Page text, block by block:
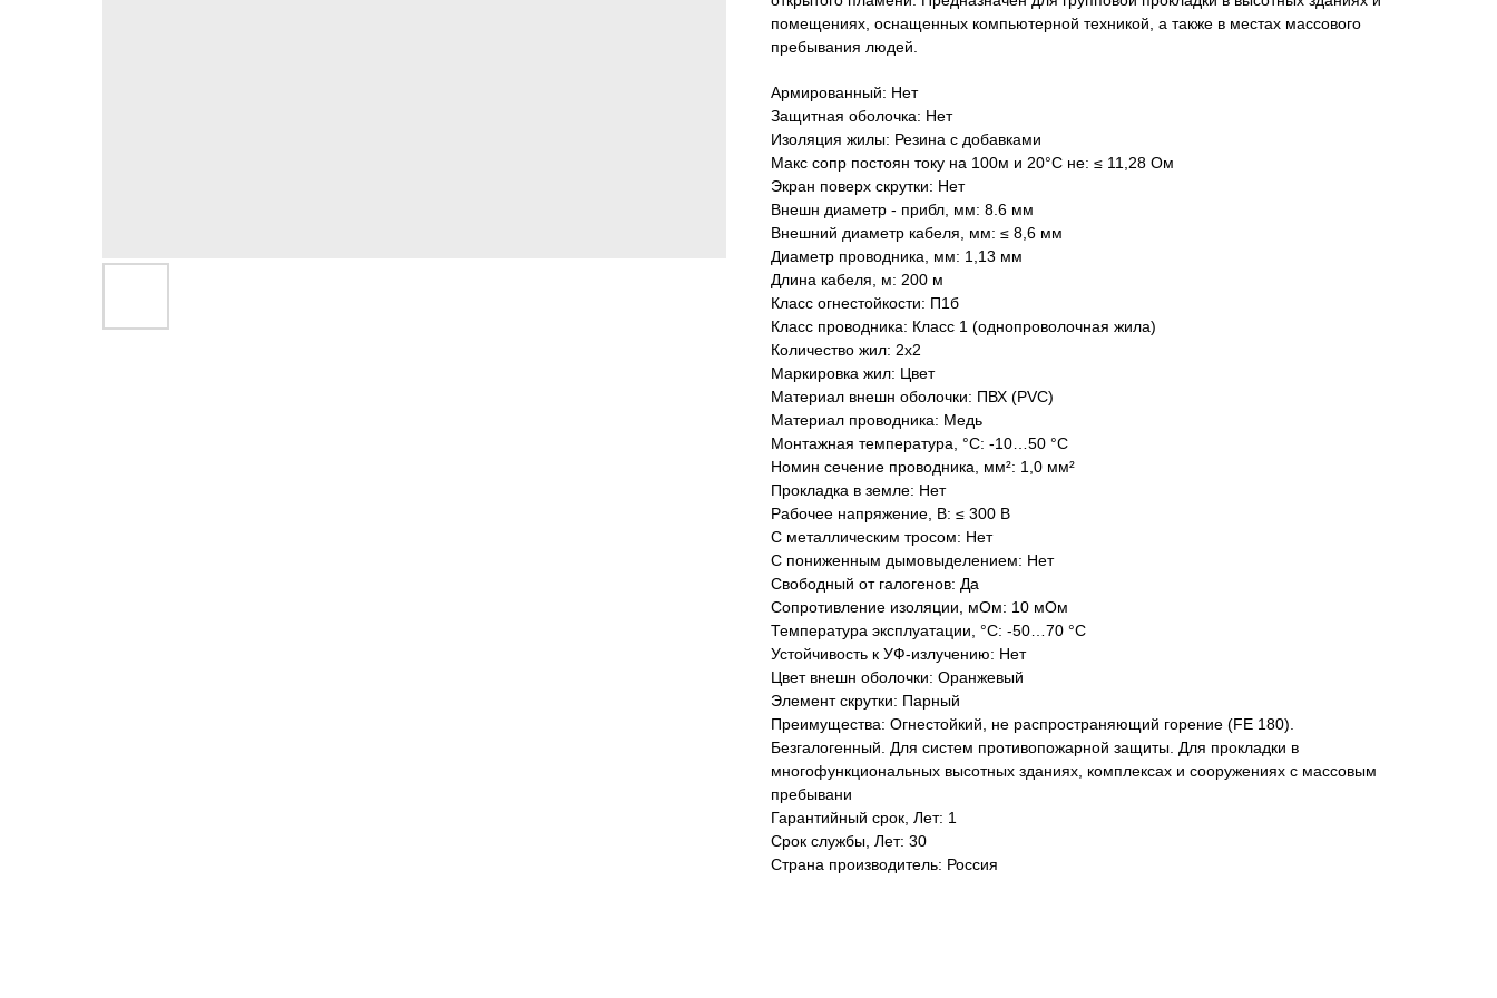
помещениях, оснащенных компьютерной техникой, а также в местах массового
пребывания людей.
Армированный: Нет
Защитная оболочка: Нет
Изоляция жилы: Резина с добавками
Макс сопр постоян току на 100м и 20°С не: ≤ 11,28 Ом
Экран поверх скрутки: Нет
Внешн диаметр - прибл, мм: 8.6 мм
Внешний диаметр кабеля, мм: ≤ 8,6 мм
Диаметр проводника, мм: 1,13 мм
Длина кабеля, м: 200 м
Класс огнестойкости: П1б
Класс проводника: Класс 1 (однопроволочная жила)
Количество жил: 2x2
Маркировка жил: Цвет
Материал внешн оболочки: ПВХ (PVC)
Материал проводника: Медь
Монтажная температура, °C: -10…50 °C
Номин сечение проводника, мм²: 1,0 мм²
Прокладка в земле: Нет
Рабочее напряжение, В: ≤ 300 В
С металлическим тросом: Нет
С пониженным дымовыделением: Нет
Свободный от галогенов: Да
Сопротивление изоляции, мОм: 10 мОм
Температура эксплуатации, °C: -50…70 °C
Устойчивость к УФ-излучению: Нет
Цвет внешн оболочки: Оранжевый
Элемент скрутки: Парный
Преимущества: Огнестойкий, не распространяющий горение (FE 180).
Безгалогенный. Для систем противопожарной защиты. Для прокладки в
многофункциональных высотных зданиях, комплексах и сооружениях с массовым
пребывани
Гарантийный срок, Лет: 1
Срок службы, Лет: 30
Страна производитель: Россия